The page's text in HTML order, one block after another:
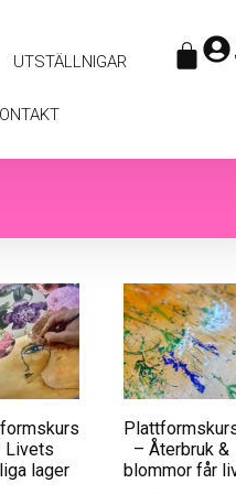
UTSTÄLLNIGAR
Livets
lager
– Återbruk &
blommor får